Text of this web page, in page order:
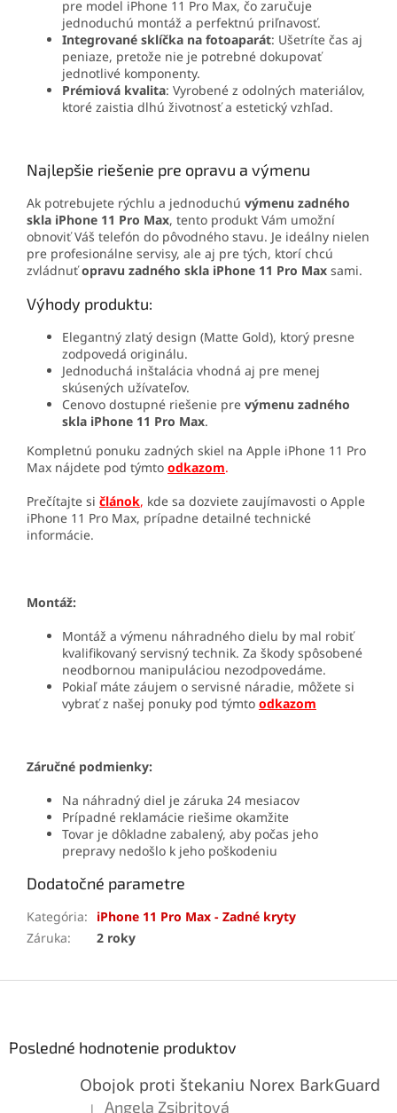
pre model iPhone 11 Pro Max, čo zaručuje
jednoduchú montáž a perfektnú priľnavosť.
Integrované sklíčka na fotoaparát: Ušetríte čas aj
peniaze, pretože nie je potrebné dokupovať
jednotlivé komponenty.
Prémiová kvalita: Vyrobené z odolných materiálov,
ktoré zaistia dlhú životnosť a estetický vzhľad.
Najlepšie riešenie pre opravu a výmenu
Ak potrebujete rýchlu a jednoduchú výmenu zadného
skla iPhone 11 Pro Max, tento produkt Vám umožní
obnoviť Váš telefón do pôvodného stavu. Je ideálny nielen
pre profesionálne servisy, ale aj pre tých, ktorí chcú
zvládnuť opravu zadného skla iPhone 11 Pro Max sami.
Výhody produktu:
Elegantný zlatý design (Matte Gold), ktorý presne
zodpovedá originálu.
Jednoduchá inštalácia vhodná aj pre menej
skúsených užívateľov.
Cenovo dostupné riešenie pre výmenu zadného
skla iPhone 11 Pro Max.
Kompletnú ponuku zadných skiel na Apple iPhone 11 Pro
Max nájdete pod týmto odkazom.
Prečítajte si článok, kde sa dozviete zaujímavosti o Apple
iPhone 11 Pro Max, prípadne detailné technické
informácie.
Montáž:
Montáž a výmenu náhradného dielu by mal robiť
kvalifikovaný servisný technik. Za škody spôsobené
neodbornou manipuláciou nezodpovedáme.
Pokiaľ máte záujem o servisné náradie, môžete si
vybrať z našej ponuky pod týmto odkazom
Záručné podmienky:
Na náhradný diel je záruka 24 mesiacov
Prípadné reklamácie riešime okamžite
Tovar je dôkladne zabalený, aby počas jeho
prepravy nedošlo k jeho poškodeniu
Dodatočné parametre
Kategória:
iPhone 11 Pro Max - Zadné kryty
Záruka: 2 roky
Posledné hodnotenie produktov
Obojok proti štekaniu Norex BarkGuard
| Angela Zsibritová